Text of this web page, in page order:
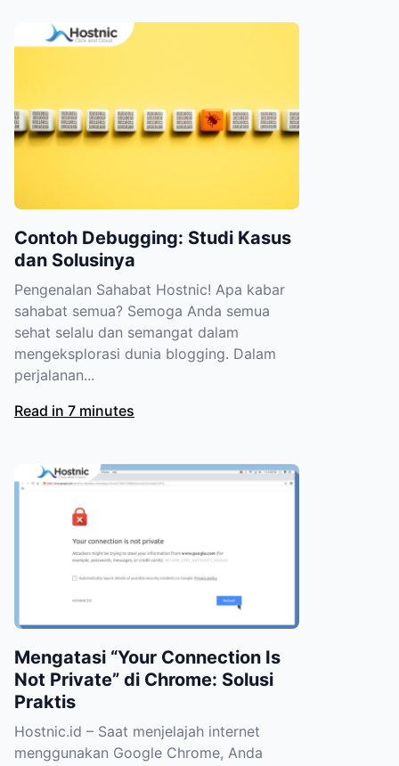
Contoh Debugging: Studi Kasus
dan Solusinya
Pengenalan Sahabat Hostnic! Apa kabar
sahabat semua? Semoga Anda semua
sehat selalu dan semangat dalam
mengeksplorasi dunia blogging. Dalam
perjalanan...
Read in 7 minutes
Mengatasi “Your Connection Is
Not Private” di Chrome: Solusi
Praktis
Hostnic.id – Saat menjelajah internet
menggunakan Google Chrome, Anda